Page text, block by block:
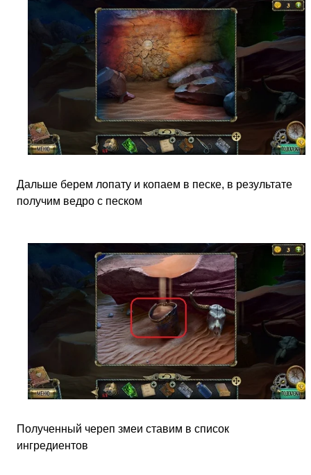
Дальше берем лопату и копаем в песке, в результате
получим ведро с песком
Полученный череп змеи ставим в список
ингредиентов